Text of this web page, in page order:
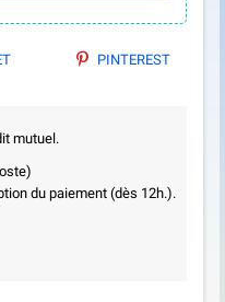
PINTEREST
mutuel.
du paiement (dès 12h.).